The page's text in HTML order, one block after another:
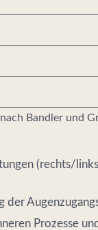
Bandler und
(rechts/
der
Prozesse